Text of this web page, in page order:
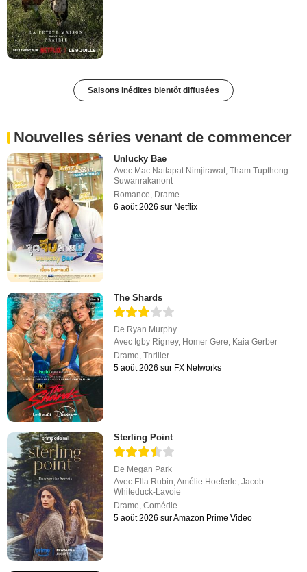
Saisons inédites bientôt diffusées
Nouvelles séries venant de commencer
Unlucky Bae
Avec Mac Nattapat Nimjirawat,Tham Tupthong
Suwanrakanont
Romance, Drame
6 août 2026 sur Netflix
The Shards
De Ryan Murphy
Avec Igby Rigney, Homer Gere, Kaia Gerber
Drame,Thriller
5 août 2026 sur FX Networks
Sterling Point
De Megan Park
Avec Ella Rubin ,Amélie Hoeferle ,Jacob
Whiteduck-Lavoie
Drame ,Comédie
5 août 2026 sur Amazon Prime Video